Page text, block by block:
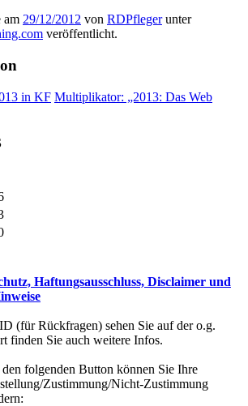
am 29/12/2012 von RDPflegerunter
veröffentlicht.
in KF Multiplikator: „2013: Das Web
Haftungsausschluss, Disclaimer und
(für Rückfragen) sehen Sie auf der o.g.
finden Sie auch weitere Infos.
folgenden Button können Sie Ihre
Zustimmung/Nicht-Zustimmung